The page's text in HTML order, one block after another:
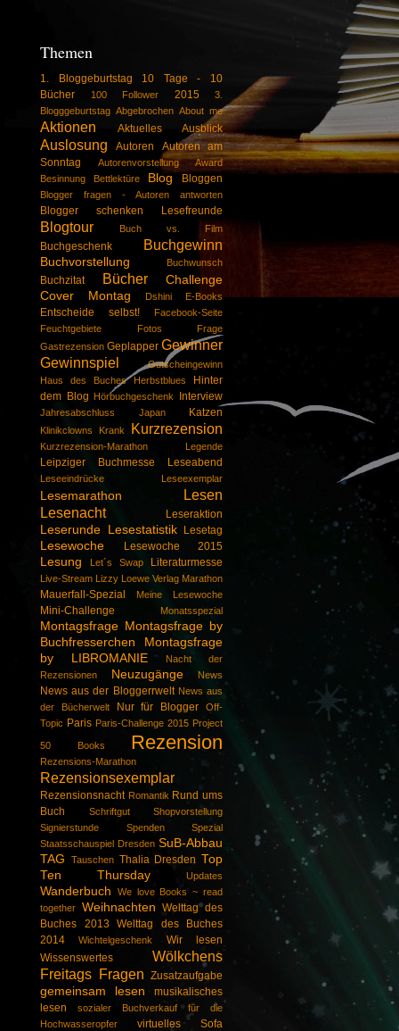
Themen
1. Bloggeburtstag
10 Tage - 10
Bücher
100 Follower 2015
3.
Blogggeburtstag Abgebrochen About me
Aktionen Aktuelles Ausblick
Auslosung Autoren
Autoren am
Sonntag
Autorenvorstellung
Award
Besinnung
Bettlektüre Blog Bloggen
Blogger fragen - Autoren antworten
Blogger schenken Lesefreunde
Blogtour Buch vs. Film
Buchgeschenk Buchgewinn
Buchvorstellung Buchwunsch
Buchzitat Bücher
Challenge
Cover Montag
Dshini E-Books
Entscheide selbst!
Facebook-Seite
Feuchtgebiete
Fotos
Frage
Gastrezension Geplapper Gewinner
Gewinnspiel
Gutscheingewinn
Haus des Buches
Herbstblues
Hinter
dem Blog Hörbuchgeschenk Interview
Jahresabschluss Japan Katzen
Klinikclowns Krank Kurzrezension
Kurzrezension-Marathon Legende
Leipziger Buchmesse Leseabend
Leseeindrücke Leseexemplar
Lesemarathon
Lesen
Lesenacht
Leseraktion
Leserunde Lesestatistik Lesetag
Lesewoche Lesewoche 2015
Lesung Let´s Swap Literaturmesse
Live-Stream Lizzy Loewe Verlag Marathon
Mauerfall-Spezial Meine Lesewoche
Mini-Challenge Monatsspezial
Montagsfrage Montagsfrage by
Buchfresserchen
Montagsfrage
by LIBROMANIE
Nacht der
Rezensionen
Neuzugänge News
News aus der Bloggerrwelt News aus
der Bücherwelt
Nur für Blogger
Off-
Topic Paris Paris-Challenge 2015 Project
50 Books Rezension
Rezensions-Marathon
Rezensionsexemplar
Rezensionsnacht Romantik Rund ums
Buch
Schriftgut
Shopvorstellung
Signierstunde
Spenden
Spezial
Staatsschauspiel Dresden SuB-Abbau
TAG
Tauschen Thalia Dresden Top
Ten Thursday
Updates
Wanderbuch
We love Books ~ read
together Weihnachten Welttag des
Buches 2013
Welttag des Buches
2014
Wichtelgeschenk
Wir lesen
Wissenswertes
Wölkchens
Freitags Fragen Zusatzaufgabe
gemeinsam lesen
musikalisches
lesen
sozialer Buchverkauf für die
Hochwasseropfer
virtuelles Sofa